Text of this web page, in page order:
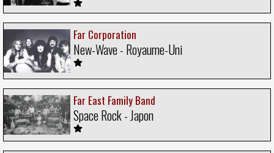
Far Corporation
New-Wave - Royaume-Uni
Far East Family Band
Space Rock - Japon